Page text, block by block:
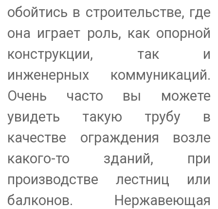
обойтись в строительстве, где
она играет роль, как опорной
конструкции, так и
инженерных коммуникаций.
Очень часто вы можете
увидеть такую трубу в
качестве ограждения возле
какого-то зданий, при
производстве лестниц или
балконов. Нержавеющая